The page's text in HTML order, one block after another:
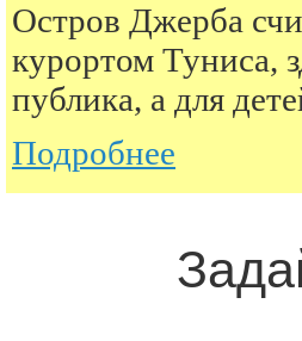
Остров Джерба
курортом Туниса,
публика, а для
Подробнее